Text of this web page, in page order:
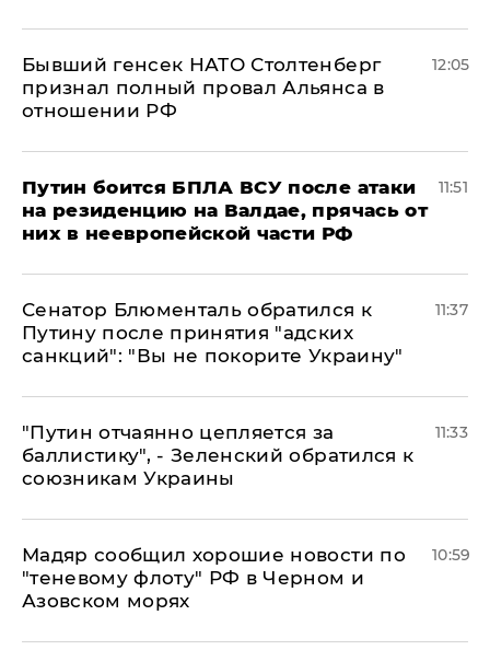
Бывший генсек НАТО Столтенберг
признал полный провал Альянса в
отношении РФ
12:05
Путин боится БПЛА ВСУ после атаки
на резиденцию на Валдае, прячась от
них в неевропейской части РФ
11:51
Сенатор Блюменталь обратился к
Путину после принятия "адских
санкций": "Вы не покорите Украину"
11:37
"Путин отчаянно цепляется за
баллистику", - Зеленский обратился к
союзникам Украины
11:33
Мадяр сообщил хорошие новости по
"теневому флоту" РФ в Черном и
Азовском морях
10:59